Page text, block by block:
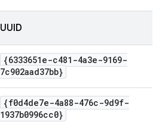
UUID
{6333651e-c481-4a3e-9169-
7c902aad37bb}
{f0d4de7e-4a88-476c-9d9f-
1937b0996cc0}